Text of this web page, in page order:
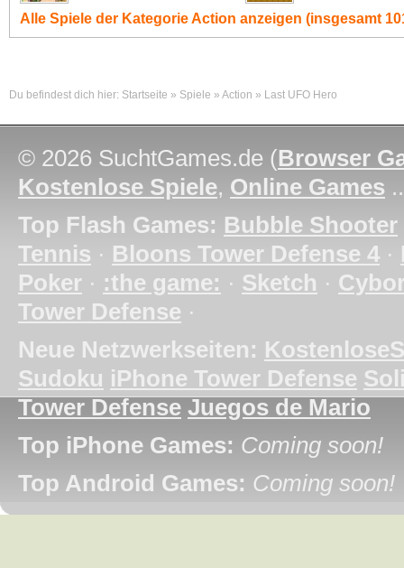
Alle Spiele der KategorieAction anzeigen (insgesamt
Du befindest dich hier: Startseite » Spiele » Action » Last UFO Hero
© 2026 SuchtGames.de (Browser
Kostenlose Spiele, Online Games
Top Flash Games: Bubble Shooter
Tennis · Bloons Tower Defense 4 ·
Poker · :the game: · Sketch ·
Tower Defense ·
Neue Netzwerkseiten:
Sudoku iPhone Tower Defense
Tower Defense Juegos de Mario
Top iPhone Games: Coming soon!
Top Android Games: Coming soon!